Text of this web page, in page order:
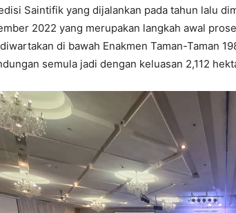
Saintifik yang dijalankan pada tahun lalu
2022 yang merupakan langkah awal
di bawah Enakmen Taman-Taman
semula jadi dengan keluasan 2,112